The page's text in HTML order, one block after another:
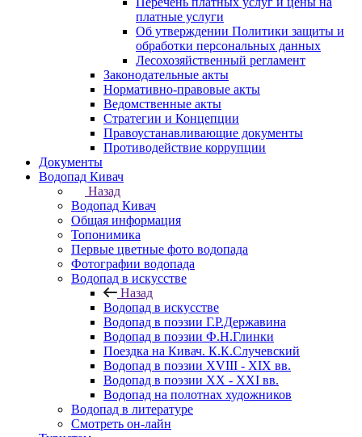
платные услуги
Об утверждении Политики защиты и
обработки персональных данных
Лесохозяйственный регламент
Законодательные акты
Нормативно-правовые акты
Ведомственные акты
Стратегии и Концепции
Правоустанавливающие документы
Противодействие коррупции
Документы
Водопад Кивач
Назад
Водопад Кивач
Общая информация
Топонимика
Первые цветные фото водопада
Фотографии водопада
Водопад в искусстве
Назад
Водопад в искусстве
Водопад в поэзии Г.Р.Державина
Водопад в поэзии Ф.Н.Глинки
Поездка на Кивач. К.К.Случевский
Водопад в поэзии XVIII - XIX вв.
Водопад в поэзии XX - XXI вв.
Водопад на полотнах художников
Водопад в литературе
Смотреть он-лайн